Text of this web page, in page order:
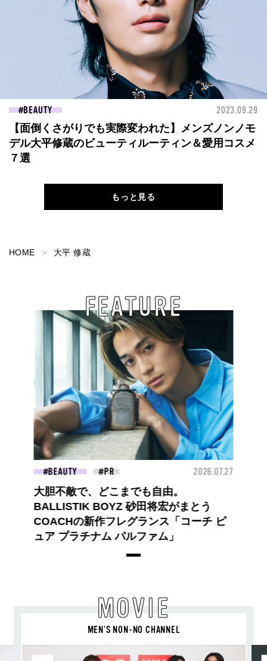
BEAUTY 2023.09.29
【面倒くさがりでも実際変われた】メンズノンノモ
デル大平修蔵のビューティルーティン＆愛用コスメ
７選
もっと見る
HOME 大平 修蔵
FEATURE
BEAUTY 2026.07.27
大胆不敵で、どこまでも自由。
BALLISTIK BOYZ 砂田将宏がまとう
COACHの新作フレグランス「コーチ ピ
ュア プラチナム パルファム」
MOVIE
MEN’S NON-NO CHANNEL